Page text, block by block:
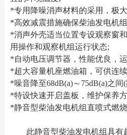
*专用降噪消声材料的采用，极
*高效减震措施确保柴油发电机
*消声外壳适当位置专设观察窗
用操作和观察机组运行状态;
*自动电压调节器，性能优良，
*超大容量机座燃油箱，可供连
*噪音降至68dB(a)～75dB(a)之间
*特设快速开启盖板，维护保养方
*静音型柴油发电机组直喷式燃
此静音型柴油发电机组具有